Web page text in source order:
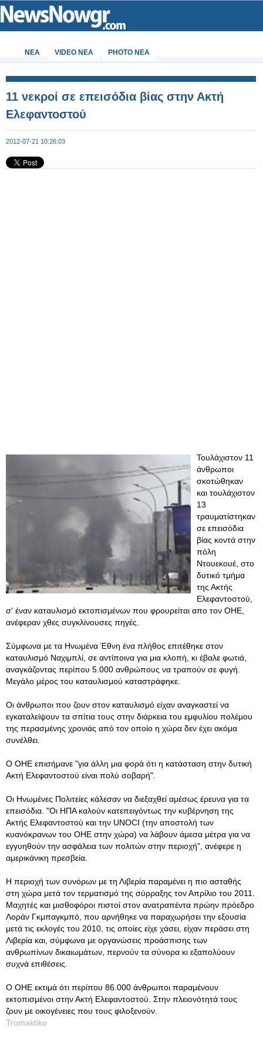
ΝΕΑ VIDEO NEA PHOTO NEA
11 νεκροί σε επεισόδια βίας στην Ακτή
Ελεφαντοστού
2012-07-21 10:26:03
Τουλάχιστον 11
άνθρωποι
σκοτώθηκαν
και τουλάχιστον
13
τραυματίστηκαν
σε επεισόδια
βίας κοντά στην
πόλη
Ντουεκουέ, στο
δυτικό τμήμα
της Ακτής
Ελεφαντοστού,
σ' έναν καταυλισμό εκτοπισμένων που φρουρείται απο τον ΟΗΕ,
ανέφεραν χθες συγκλίνουσες πηγές.
Σύμφωνα με τα Ηνωμένα Έθνη ένα πλήθος επιτέθηκε στον
καταυλισμό Ναχιμπλί, σε αντίποινα για μια κλοπή, κι έβαλε φωτιά,
αναγκάζοντας περίπου 5.000 ανθρώπους να τραπούν σε φυγή.
Μεγάλο μέρος του καταυλισμού καταστράφηκε.
Οι άνθρωποι που ζουν στον καταυλισμό είχαν αναγκαστεί να
εγκαταλείψουν τα σπίτια τους στην διάρκεια του εμφυλίου πολέμου
της περασμένης χρονιάς από τον οποίο η χώρα δεν έχει ακόμα
συνέλθει.
Ο ΟΗΕ επισήμανε "για άλλη μια φορά ότι η κατάσταση στην δυτική
Ακτή Ελεφαντοστού είναι πολύ σοβαρή".
Οι Ηνωμένες Πολιτείες κάλεσαν να διεξαχθεί αμέσως έρευνα για τα
επεισόδια. "Οι ΗΠΑ καλούν κατεπειγόντως την κυβέρνηση της
Ακτής Ελεφαντοστού και την UNOCI (την αποστολή των
κυανόκρανων του ΟΗΕ στην χώρα) να λάβουν άμεσα μέτρα για να
εγγυηθούν την ασφάλεια των πολιτών στην περιοχή", ανέφερε η
αμερικάνικη πρεσβεία.
Η περιοχή των συνόρων με τη Λιβερία παραμένει η πιο ασταθής
στη χώρα μετά τον τερματισμό της σύρραξης τον Απρίλιο του 2011.
Μαχητές και μισθοφόροι πιστοί στον ανατραπέντα πρώην πρόεδρο
Λοράν Γκμπαγκμπό, που αρνήθηκε να παραχωρήσει την εξουσία
μετά τις εκλογές του 2010, τις οποίες είχε χάσει, είχαν περάσει στη
Λιβερία και, σύμφωνα με οργανώσεις προάσπισης των
ανθρωπίνων δικαιωμάτων, περνούν τα σύνορα κι εξαπολύουν
συχνά επιθέσεις.
Ο ΟΗΕ εκτιμά ότι περίπου 86.000 άνθρωποι παραμένουν
εκτοπισμένοι στην Ακτή Ελεφαντοστού. Στην πλειονότητά τους
ζουν με οικογένειες που τους φιλοξενούν.
Tromaktiko